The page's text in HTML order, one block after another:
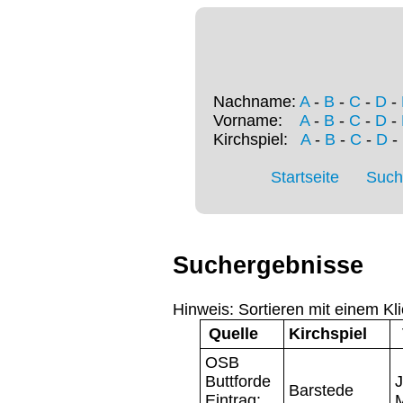
Nachname: A- B - C - D -
Vorname: A- B - C - D -
Kirchspiel: A- B - C - D-
Startseite
Suchergebnisse
Hinweis: Sortieren mit einem
Quelle
Kirchspiel
OSB
Buttforde
Barstede